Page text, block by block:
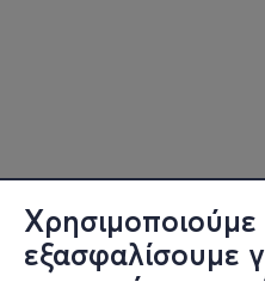
εξασφαλίσουμε